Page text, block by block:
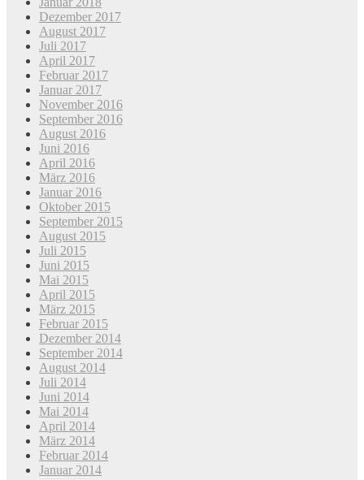
Dezember 2017
August 2017
Juli 2017
April 2017
Februar 2017
Januar 2017
November 2016
September 2016
August 2016
Juni 2016
April 2016
März 2016
Januar 2016
Oktober 2015
September 2015
August 2015
Juli 2015
Juni 2015
Mai 2015
April 2015
März 2015
Februar 2015
Dezember 2014
September 2014
August 2014
Juli 2014
Juni 2014
Mai 2014
April 2014
März 2014
Februar 2014
Januar 2014